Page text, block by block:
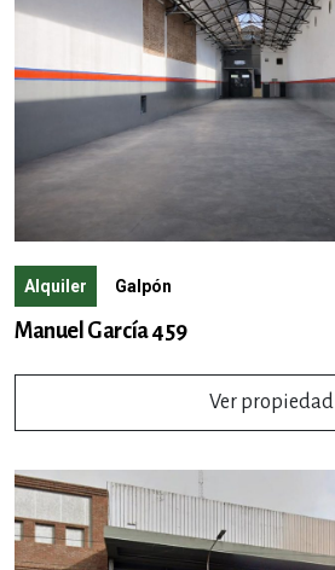
Alquiler Galpón
Manuel García 459
Ver propiedad